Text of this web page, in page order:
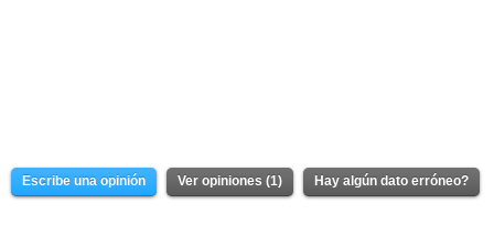
Escribe una opinión Ver opiniones (1) Hay algún dato erróneo?